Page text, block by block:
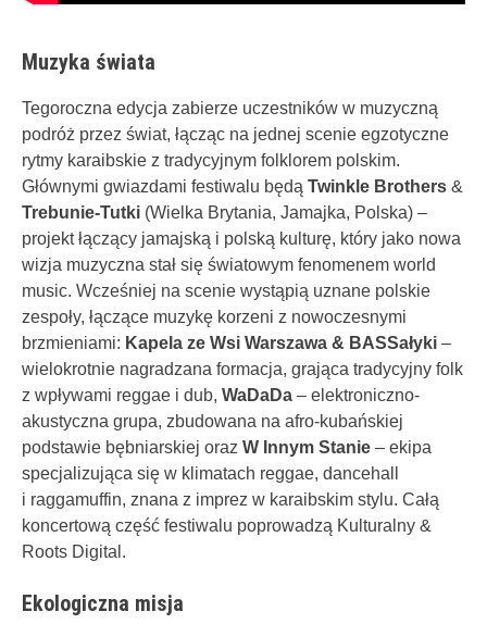
Muzyka świata
Tegoroczna edycja zabierze uczestników w muzyczną
podróż przez świat, łącząc na jednej scenie egzotyczne
rytmy karaibskie z tradycyjnym folklorem polskim.
Głównymi gwiazdami festiwalu będą Twinkle Brothers &
Trebunie-Tutki (Wielka Brytania, Jamajka, Polska) –
projekt łączący jamajską i polską kulturę, który jako nowa
wizja muzyczna stał się światowym fenomenem world
music. Wcześniej na scenie wystąpią uznane polskie
zespoły, łączące muzykę korzeni z nowoczesnymi
brzmieniami: Kapela ze Wsi Warszawa & BASSałyki –
wielokrotnie nagradzana formacja, grająca tradycyjny folk
z wpływami reggae i dub, WaDaDa – elektroniczno-
akustyczna grupa, zbudowana na afro-kubańskiej
podstawie bębniarskiej oraz W Innym Stanie – ekipa
specjalizująca się w klimatach reggae, dancehall
i raggamuffin, znana z imprez w karaibskim stylu. Całą
koncertową część festiwalu poprowadzą Kulturalny &
Roots Digital.
Ekologiczna misja